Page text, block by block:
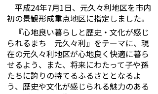
平成24年7月1日、元久々利地区を市内
初の景観形成重点地区に指定しました。
『心地良い暮らしと歴史・文化が感じ
られるまち 元久々利』をテーマに、現
在の元久々利地区が心地良く快適に暮ら
せるよう、また、将来にわたって子や孫
たちに誇りの持てるふるさととなるよ
う、歴史や文化が感じられる魅力のある